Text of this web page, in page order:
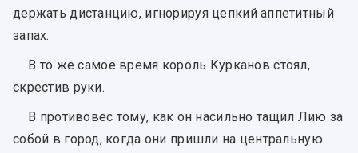
держать дистанцию, игнорируя цепкий аппетитный
запах.
В то же самое время король Курканов стоял,
скрестив руки.
В противовес тому, как он насильно тащил Лию за
собой в город, когда они пришли на центральную